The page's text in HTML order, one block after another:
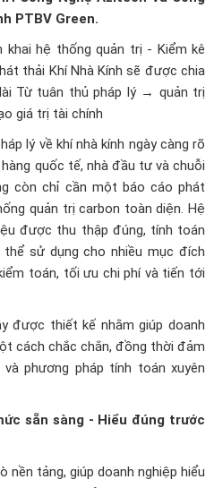
PTBV Green.
hệ thống quản trị - Kiểm kê
thải Khí Nhà Kính sẽ được chia
Từ tuân thủ pháp lý → quản trị
giá trị tài chính
lý về khí nhà kính ngày càng rõ
quốc tế, nhà đầu tư và chuỗi
còn chỉ cần một báo cáo phát
quản trị carbon toàn diện. Hệ
được thu thập đúng, tính toán
sử dụng cho nhiều mục đích
toán, tối ưu chi phí và tiến tới
được thiết kế nhằm giúp doanh
cách chắc chắn, đồng thời đảm
phương pháp tính toán xuyên
sẵn sàng - Hiểu đúng trước
tảng, giúp doanh nghiệp hiểu